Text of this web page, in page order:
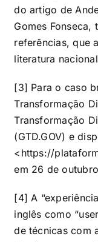
do artigo de
Gomes Fonseca,
referências, que
literatura
[3] Para o caso
Transformação
Transformação
(GTD.GOV) e
< https://
em 26 de
[4] A
inglês como
de técnicas com